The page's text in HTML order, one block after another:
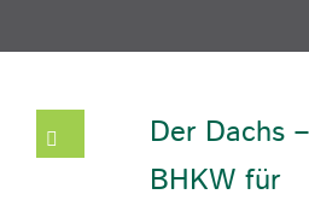
Der Dachs
BHKW für